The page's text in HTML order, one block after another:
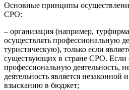
Основные принципы
СРО:
– организация (например,
осуществлять профессиональную
туристическую), только если
существующих в стране СРО. Если
профессиональную деятельность,
деятельность является незаконной
взысканию в бюджет;